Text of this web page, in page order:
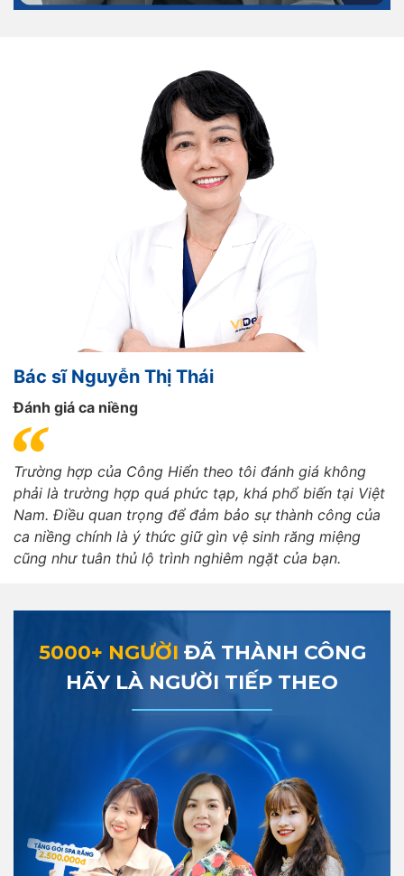
Bác sĩ Nguyễn Thị Thái
Đánh giá ca niềng
Trường hợp của Công Hiển theo tôi đánh giá không
phải là trường hợp quá phức tạp, khá phổ biến tại Việt
Nam. Điều quan trọng để đảm bảo sự thành công của
ca niềng chính là ý thức giữ gìn vệ sinh răng miệng
cũng như tuân thủ lộ trình nghiêm ngặt của bạn.
5000+ NGƯỜI ĐÃ THÀNH CÔNG
HÃY LÀ NGƯỜI TIẾP THEO